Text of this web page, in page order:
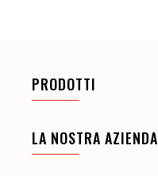
PRODOTTI
LA NOSTRA AZIENDA